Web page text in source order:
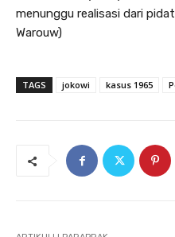
menunggu realisasi dari
Warouw)
TAGS jokowi kasus 1965